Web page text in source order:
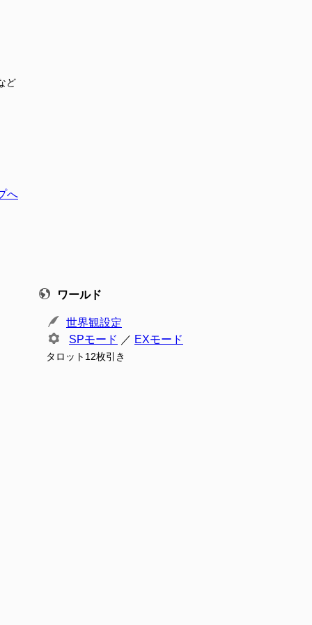
ど
へ
ワールド
世界観設定
SPモード ／ EXモード
タロット12枚引き